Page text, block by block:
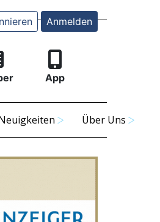
Anmelden
App
Über Uns